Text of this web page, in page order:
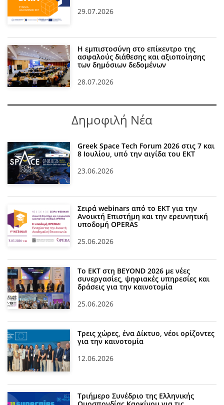
29.07.2026
Η εμπιστοσύνη στο επίκεντρο της
ασφαλούς διάθεσης και αξιοποίησης
των δημόσιων δεδομένων
28.07.2026
Δημοφιλή Νέα
Greek Space Tech Forum 2026 στις 7 και
8 Ιουλίου, υπό την αιγίδα του ΕΚΤ
23.06.2026
Σειρά webinars από το ΕΚΤ για την
Ανοικτή Επιστήμη και την ερευνητική
υποδομή OPERAS
25.06.2026
Το ΕΚΤ στη BEYOND 2026 με νέες
συνεργασίες, ψηφιακές υπηρεσίες και
δράσεις για την καινοτομία
25.06.2026
Τρεις χώρες, ένα Δίκτυο, νέοι ορίζοντες
για την καινοτομία
12.06.2026
Τριήμερο Συνέδριο της Ελληνικής